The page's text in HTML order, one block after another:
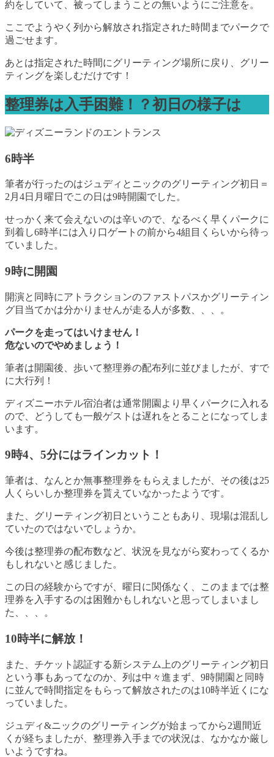
約をしていて、被ってしまうことの無いようにご注意を。
ここでようやく列から解放され指定された時間までパークで
過ごせます。
あとは指定された時間にグリーティング場所に戻り、グリー
ティングを楽しむだけです！
整理券は入手困難！？初日の様子は
6時半
筆者が行ったのはジュディとニックのグリーティング初日＝
2月4日月曜日でこの日は9時開園でした。
せっかく来て会えないのは辛いので、なるべく早くパークに
到着し6時半には入り口ゲートの前から4組目くらいから待っ
ていました。
9時に開園
開演と同時にアトラクションのファストパスかグリーティン
グ目当てかは分かりませんが走る人が多数、、、。
パークを走ってはいけません！
危ないのでやめましょう！
筆者は開園後、歩いて整理券の配布列に並びましたが、すで
に大行列！
ディズニーホテル宿泊者は通常開園より早くパークに入れる
ので、どうしても一般ゲストは遅れをとることになってしま
います。
9時4、5分にはラインカット！
筆者は、なんとか無事整理券をもらえましたが、その後は25
人くらいしか整理券を貰えていなかったようです。
また、グリーティング初日ということもあり、現場は混乱し
ていたのではないでしょうか。
今後は整理券の配布数など、状況を見ながら変わってくるか
もしれないと感じました。
この日の経験からですが、曜日に関係なく、このままでは整
理券を入手するのは困難かもしれないと思ってしまいまし
た、、、。
10時半に解放！
また、チケット認証する新システム上のグリーティング初日
という事もあってなのか、列は中々進まず、9時開園と同時
に並んで時間指定をもらって解放されたのは10時半近くにな
っていました。
ジュディ&ニックのグリーティングが始まってから2週間近
くが経ちましたが、整理券入手までの状況は、なかなか厳し
いようですね。